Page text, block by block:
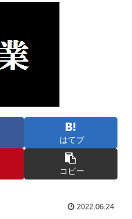
はてブ
コピー
2022.06.24